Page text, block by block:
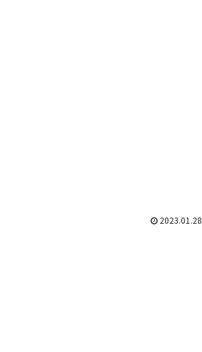
2023.01.28